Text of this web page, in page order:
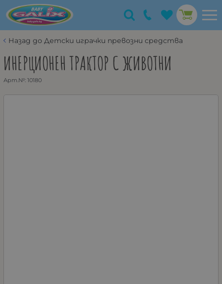
Назад до Детски играчки превозни средства
ИНЕРЦИОНЕН ТРАКТОР С ЖИВОТНИ
Арт.№: 10180